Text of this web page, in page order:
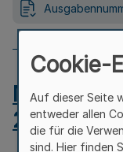
MB.NRW
Cookie-
Auf dieser Seite
entweder allen
die für die
sind. Hier finden